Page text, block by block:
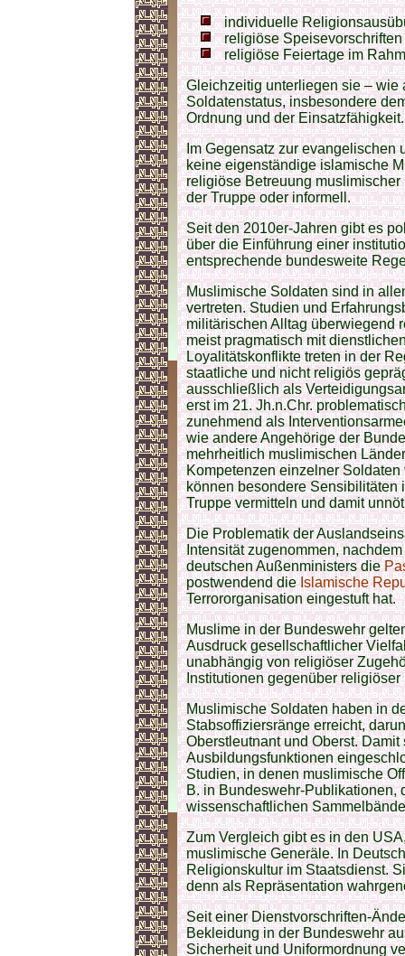
individuelle
religiöse
religiöse Feiertage im
Gleichzeitig unterliegen sie –
Soldatenstatus, insbesondere
Ordnung und der Einsatzfähigkeit.
Im Gegensatz zur evangelischen
keine eigenständige islamische
religiöse Betreuung
der Truppe oder informell.
Seit den 2010er-Jahren gibt es
über die Einführung einer
entsprechende bundesweite
Muslimische Soldaten sind in
vertreten. Studien und
militärischen Alltag überwiegend
meist pragmatisch mit
Loyalitätskonflikte treten in der
staatliche und nicht religiös
ausschließlich als
erst im 21. Jh.n.Chr.
zunehmend als
wie andere Angehörige der
mehrheitlich muslimischen
Kompetenzen einzelner
können besondere Sensibilitäten
Truppe vermitteln und damit
Die Problematik der
Intensität zugenommen,
deutschen Außenministers die
postwendend dieIslamische
Terrororganisation eingestuft hat.
Muslime in der Bundeswehr
Ausdruck gesellschaftlicher
unabhängig von religiöser
Institutionen gegenüber religiöser
Muslimische Soldaten haben in
Stabsoffiziersränge erreicht,
Oberstleutnant und Oberst.
Ausbildungsfunktionen
Studien, in denen muslimische
B. in Bundeswehr-Publikationen,
wissenschaftlichen
Zum Vergleich gibt es in den
muslimische Generäle. In
Religionskultur im Staatsdienst.
denn als Repräsentation
Seit einer Dienstvorschriften-
Bekleidung in der Bundeswehr
Sicherheit und Uniformordnung